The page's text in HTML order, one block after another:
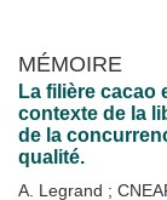
MÉMOIRE
La filière cacao
contexte de la
de la
qualité.
A. Legrand ;